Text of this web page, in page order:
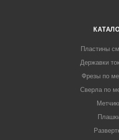
Пластины
Державки
Фрезы по
Сверла по